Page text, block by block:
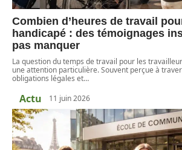
Combien d’heures de travail
handicapé : des témoignages
pas manquer
La question du temps de travail pour les
une attention particulière. Souvent perçue à
obligations légales et…
Actu 11 juin 2026